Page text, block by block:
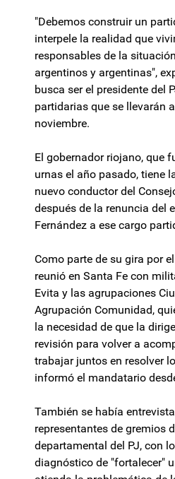
"Debemos construir un
interpele la realidad que
responsables de la
argentinos y argentinas",
busca ser el presidente del
partidarias que se llevarán
noviembre.
El gobernador riojano, que
urnas el año pasado, tiene
nuevo conductor del
después de la renuncia del
Fernández a ese cargo
Como parte de su gira por
reunió en Santa Fe con
Evita y las agrupaciones
Agrupación Comunidad,
la necesidad de que la
revisión para volver a
trabajar juntos en resolver
informó el mandatario
También se había
representantes de gremios
departamental del PJ, con
diagnóstico de "fortalecer"